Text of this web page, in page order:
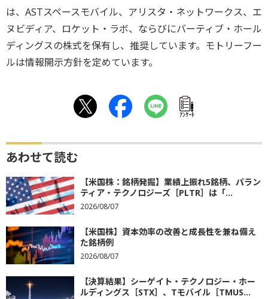
は、ASTスペースモバイル、アリスタ・ネットワークス、エ
ヌビディア、ロケット・ラボ、ならびにバーティブ・ホール
ディングスの株式を保有し、推奨しています。モトリーフー
ルは情報開示方針を定めています。
ｱﾝｹｰﾄ
あわせて読む
【米国株：銘柄発掘】業績上振れ5銘柄、パラン
ティア・テクノロジーズ［PLTR］は「...
2026/08/07
【米国株】資本効率の改善と成長性を兼ね備え
た銘柄例
2026/08/07
【決算結果】シーゲイト・テクノロジー・ホー
ルディングス［STX］、Tモバイル［TMUS...